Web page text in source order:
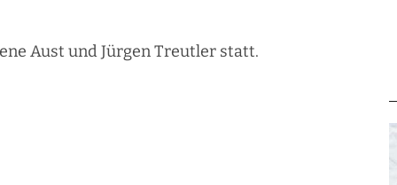
Aust und Jürgen Treutler statt.